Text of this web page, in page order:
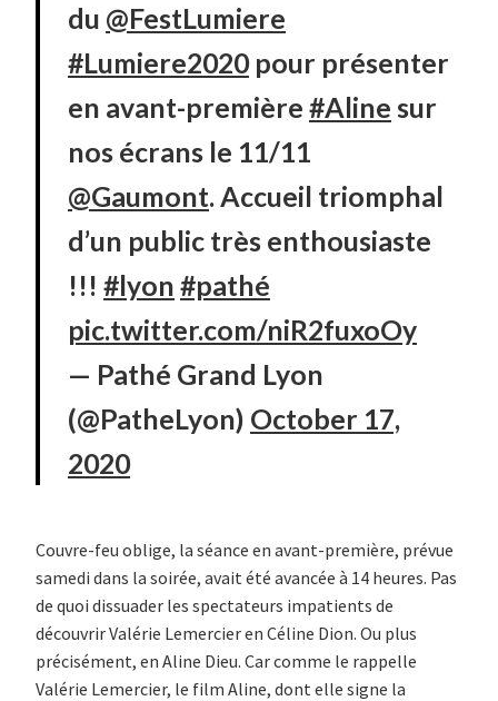
du @FestLumiere
#Lumiere2020pour présenter
en avant-première #Aline sur
nos écrans le 11/11
@Gaumont. Accueil triomphal
d’un public très enthousiaste
!!! #lyon #pathé
pic.twitter.com/niR2fuxoOy
— Pathé Grand Lyon
(@PatheLyon) October 17,
2020
Couvre-feu oblige, la séance en avant-première, prévue
samedi dans la soirée, avait été avancée à 14 heures. Pas
de quoi dissuader les spectateurs impatients de
découvrir Valérie Lemercier en Céline Dion. Ou plus
précisément, en Aline Dieu. Car comme le rappelle
Valérie Lemercier, le film Aline, dont elle signe la